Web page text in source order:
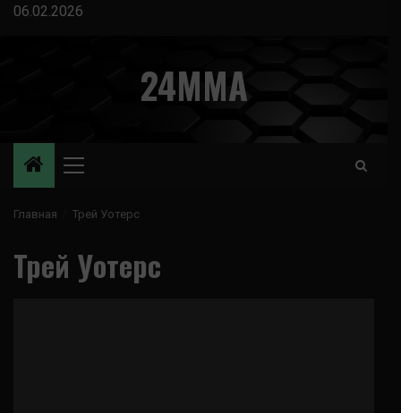
Перейти
06.02.2026
24MMA
Основное
Главная Трей Уотерс
Трей Уотерс